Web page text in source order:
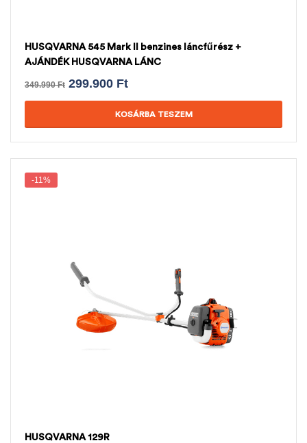
HUSQVARNA 545 Mark II benzines láncfűrész +
AJÁNDÉK HUSQVARNA LÁNC
349.990Ft 299.900 Ft
KOSÁRBA TESZEM
-11%
HUSQVARNA 129R